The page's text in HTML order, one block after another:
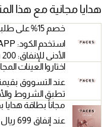
هدايا مجانية مع هذا
خصم 15% على طلبك الأول من التطبيق!
الأدنى للإنفاق: 200 ريال
اختاروا العينات
تطبق الشروط
مجاناً بطاقة هدايا
عند